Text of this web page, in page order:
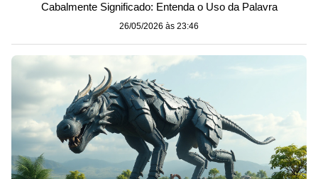
Cabalmente Significado: Entenda o Uso da Palavra
26/05/2026 às 23:46